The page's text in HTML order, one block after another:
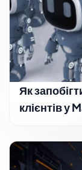
Як
клієнтів у